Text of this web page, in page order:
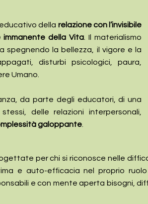
della relazione con l’invisibile
della Vita . Il materialismo
spegnendo la bellezza, il vigore e la
disturbi psicologici, paura,
Umano.
da parte degli educatori, di una
delle relazioni interpersonali,
galoppante
per chi si riconosce nelle
e auto-efficacia nel proprio
e con mente aperta bisogni,